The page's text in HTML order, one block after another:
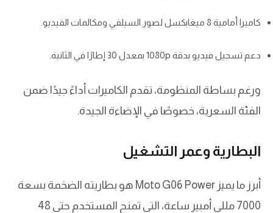
كاميرا أمامية 8 ميغابكسل لصور السيلفي ومكالمات الفيديو.
دعم تسجيل فيديو بدقة 1080p بمعدل 30 إطارًا في الثانية.
ورغم بساطة المنظومة، تقدم الكاميرات أداءً جيدًا ضمن
الفئة السعرية، خصوصًا في الإضاءة الجيدة.
البطارية وعمر التشغيل
أبرز ما يميز Moto G06 Power هو بطاريته الضخمة بسعة
7000 مللي أمبير ساعة، التي تمنح المستخدم حتى 48